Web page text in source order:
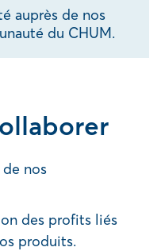
auprès de nos
du CHUM.
nos
des profits liés
produits.